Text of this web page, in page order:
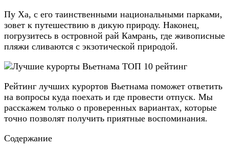
Пу Ха, с его таинственными национальными парками,
зовет к путешествию в дикую природу. Наконец,
погрузитесь в островной рай Камрань, где живописные
пляжи сливаются с экзотической природой.
Рейтинг лучших курортов Вьетнама поможет ответить
на вопросы куда поехать и где провести отпуск. Мы
расскажем только о проверенных вариантах, которые
точно позволят получить приятные воспоминания.
Содержание